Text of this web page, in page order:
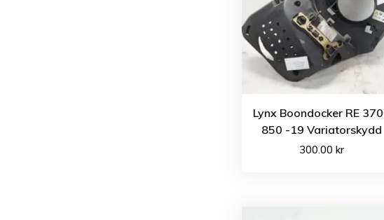
Lynx Boondocker RE
850 -19 Variatorskydd
300.00 kr